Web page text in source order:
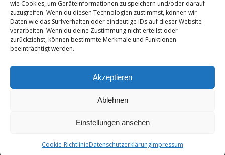
wie Cookies, um Geräteinformationen zu speichern und/oder darauf
zuzugreifen. Wenn du diesen Technologien zustimmst, können wir
Daten wie das Surfverhalten oder eindeutige IDs auf dieser Website
verarbeiten. Wenn du deine Zustimmung nicht erteilst oder
zurückziehst, können bestimmte Merkmale und Funktionen
beeinträchtigt werden.
Akzeptieren
Ablehnen
Einstellungen ansehen
Cookie-RichtlinieDatenschutzerklärungImpressum
Landesverband Wählergemeinschaften NRW
UWG Bünde
UWG Hiddenhausen
UWG Kirchlengern
Impressum
Datenschutzhinweise Cookie-Richtlinie (EU)